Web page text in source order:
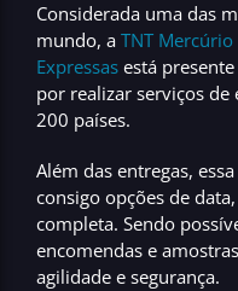
Considerada uma das
mundo, a TNT Mercúrio
Expressas está
por realizar serviços de
200 países.
Além das entregas,
consigo opções de
completa. Sendo
encomendas e amostras
agilidade e segurança.